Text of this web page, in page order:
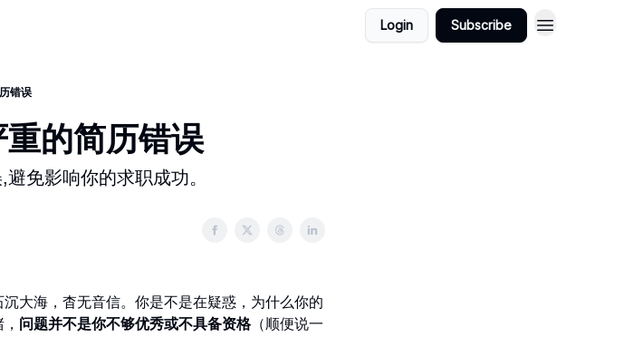
Login Subscribe
错误
的简历错误
免影响你的求职成功。
大海，杳无音信。你是不是在疑惑，为什么你的
问题并不是你不够优秀或不具备资格（顺便说一